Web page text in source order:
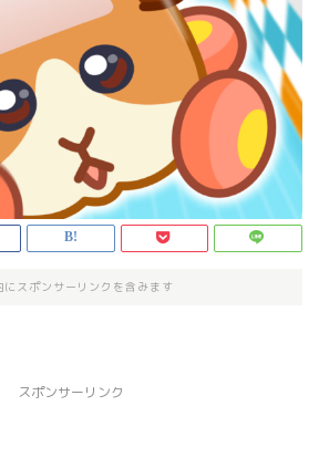
にスポンサーリンクを含みます
スポンサーリンク